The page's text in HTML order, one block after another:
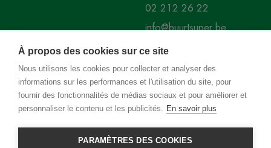
À propos des cookies sur ce site
Nous utilisons les cookies pour collecter et analyser des
informations sur les performances et l'utilisation du site, pour
fournir des fonctionnalités de médias sociaux et pour améliorer et
personnaliser le contenu et les publicités. En savoir plus
PARAMÈTRES DES COOKIES
02 212 26 22
info@buurtsuper.be
RÉSEAUX SOCIAUX
Instagram Facebook